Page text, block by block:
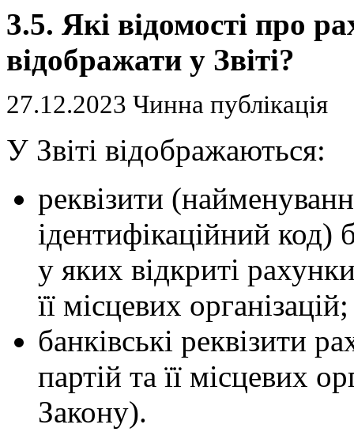
3.5. Які відомості про
відображати у Звіті?
27.12.2023 Чинна публікація
У Звіті відображаються:
реквізити
ідентифікаційний код)
у яких відкриті
її місцевих організацій;
банківські реквізити
партій та її місцевих
Закону).